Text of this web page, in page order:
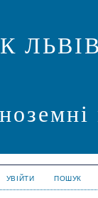
УВІЙТИ ПОШУК